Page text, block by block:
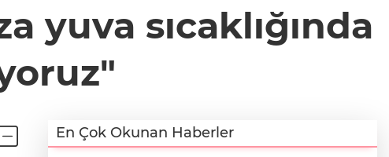
yuva sıcaklığında
En Çok Okunan Haberler